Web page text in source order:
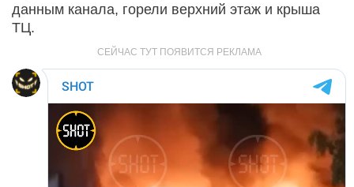
данным канала, горели верхний этаж и крыша
ТЦ.